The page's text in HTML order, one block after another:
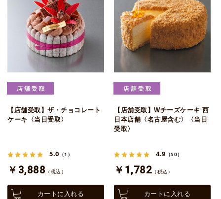
【店舗受取】ザ・チョコレート
ケーキ〈当日受取〉
5.0 （1）
￥3,888 （税込）
カートに入れる
【店舗受取】Wチーズケーキ 西
日本店舗〈名古屋含む〉〈当日
受取〉
4.9 （50）
￥1,782 （税込）
カートに入れる